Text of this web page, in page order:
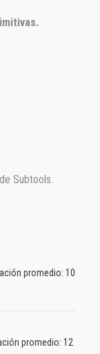
Subtools.
promedio: 10
promedio: 12